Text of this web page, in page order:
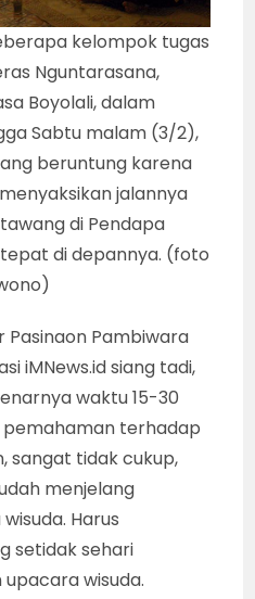
kelompok tugas
Nguntarasana,
Boyolali, dalam
Sabtu malam (3/2),
beruntung karena
jalannya
di Pendapa
di depannya. (foto
Pasinaon Pambiwara
iMNews.id siang tadi,
waktu 15-30
terhadap
sangat tidak cukup,
menjelang
Harus
setidak sehari
wisuda.